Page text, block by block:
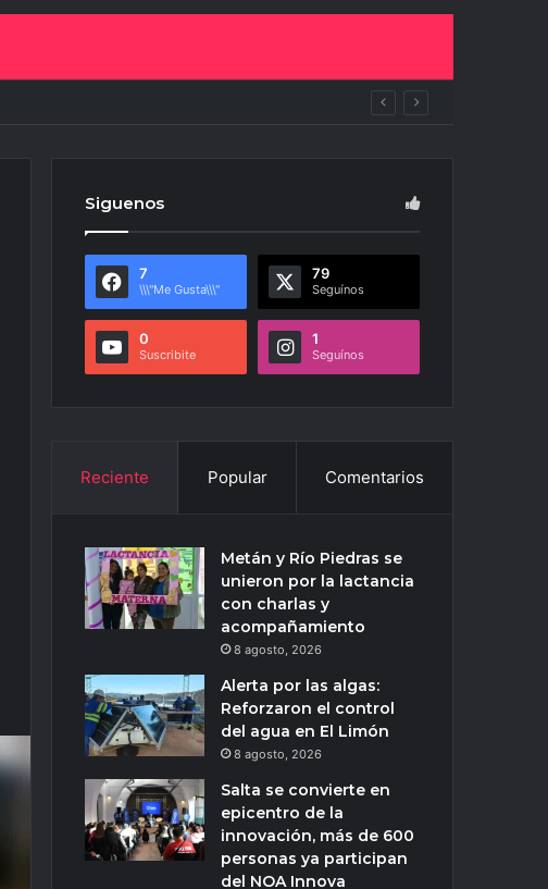
Siguenos
7
\\\"Me Gusta\\\"
79
Seguínos
0
Suscribite
1
Seguínos
Reciente Popular Comentarios
Metán y Río Piedras se
unieron por la lactancia
con charlas y
acompañamiento
8 agosto, 2026
Alerta por las algas:
Reforzaron el control
del agua en El Limón
8 agosto, 2026
Salta se convierte en
epicentro de la
innovación, más de 600
personas ya participan
del NOA Innova